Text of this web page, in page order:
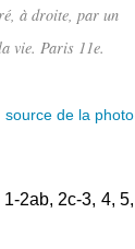
à droite, par un
vie. Paris 11e.
source de la photo
2ab, 2c-3, 4, 5,